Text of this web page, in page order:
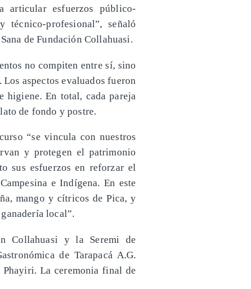
articular esfuerzos público-
profesional”, señaló
de Fundación Collahuasi.
no compiten entre sí, sino
aspectos evaluados fueron
higiene. En total, cada pareja
de fondo y postre.
“se vincula con nuestros
y protegen el patrimonio
sus esfuerzos en reforzar el
e Indígena. En este
mango y cítricos de Pica, y
local”.
Collahuasi y la Seremi de
de Tarapacá A.G.
La ceremonia final de